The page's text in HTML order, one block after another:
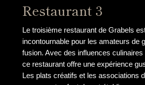
Restaurant 3
Le troisième restaurant de Grabels
incontournable pour les amateurs de
fusion. Avec des influences culinaires
ce restaurant offre une expérience
Les plats créatifs et les associations